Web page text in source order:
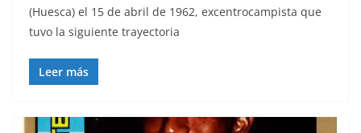
(Huesca) el 15 de abril de 1962, excentrocampista que
tuvo la siguiente trayectoria
Leer más